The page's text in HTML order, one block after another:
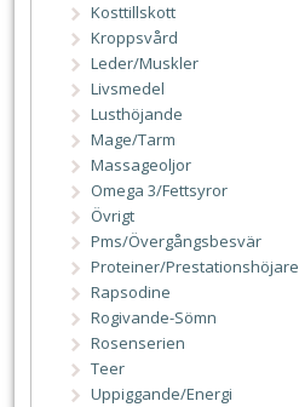
Kosttillskott
Kroppsvård
Leder/Muskler
Livsmedel
Lusthöjande
Mage/Tarm
Massageoljor
Omega 3/Fettsyror
Övrigt
Pms/Övergångsbesvär
Proteiner/Prestationshöjare
Rapsodine
Rogivande-Sömn
Rosenserien
Teer
Uppiggande/Energi